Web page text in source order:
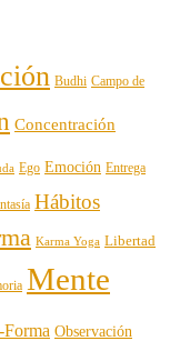
Budhi Campo de
Concentración
Ego Emoción Entrega
Hábitos
Karma Yoga Libertad
Mente
Observación